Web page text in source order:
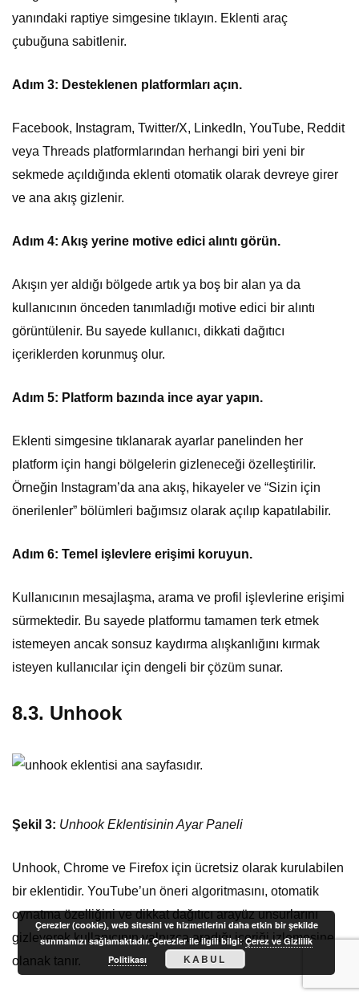
yanındaki raptiye simgesine tıklayın. Eklenti araç
çubuğuna sabitlenir.
Adım 3: Desteklenen platformları açın.
Facebook, Instagram, Twitter/X, LinkedIn, YouTube, Reddit
veya Threads platformlarından herhangi biri yeni bir
sekmede açıldığında eklenti otomatik olarak devreye girer
ve ana akış gizlenir.
Adım 4: Akış yerine motive edici alıntı görün.
Akışın yer aldığı bölgede artık ya boş bir alan ya da
kullanıcının önceden tanımladığı motive edici bir alıntı
görüntülenir. Bu sayede kullanıcı, dikkati dağıtıcı
içeriklerden korunmuş olur.
Adım 5: Platform bazında ince ayar yapın.
Eklenti simgesine tıklanarak ayarlar panelinden her
platform için hangi bölgelerin gizleneceği özelleştirilir.
Örneğin Instagram’da ana akış, hikayeler ve “Sizin için
önerilenler” bölümleri bağımsız olarak açılıp kapatılabilir.
Adım 6: Temel işlevlere erişimi koruyun.
Kullanıcının mesajlaşma, arama ve profil işlevlerine erişimi
sürmektedir. Bu sayede platformu tamamen terk etmek
istemeyen ancak sonsuz kaydırma alışkanlığını kırmak
isteyen kullanıcılar için dengeli bir çözüm sunar.
8.3. Unhook
Şekil 3: Unhook Eklentisinin Ayar Paneli
Unhook, Chrome ve Firefox için ücretsiz olarak kurulabilen
bir eklentidir. YouTube’un öneri algoritmasını, otomatik
oynatma özelliğini ve dikkat dağıtıcı arayüz unsurlarını
gizleyerek kullanıcının yalnızca aradığı içeriği izlemesine
olanak tanır.
Çerezler (cookie), web sitesini ve hizmetlerini daha etkin bir şekilde
sunmamızı sağlamaktadır. Çerezler ile ilgili bilgi:Çerez ve Gizlilik
Politikası
KABUL